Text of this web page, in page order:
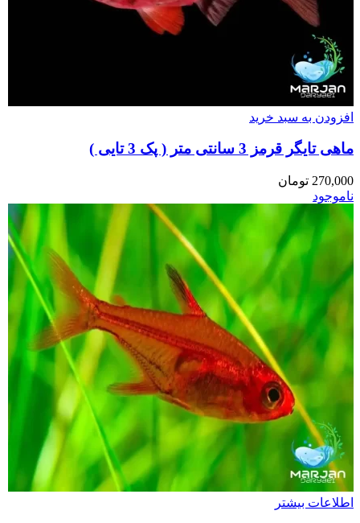
افزودن به سبد خرید
ماهی تایگر قرمز 3 سانتی متر ( پک 3 تایی )
270,000 تومان
ناموجود
اطلاعات بیشتر